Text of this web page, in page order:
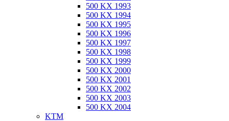
500 KX 1993
500 KX 1994
500 KX 1995
500 KX 1996
500 KX 1997
500 KX 1998
500 KX 1999
500 KX 2000
500 KX 2001
500 KX 2002
500 KX 2003
500 KX 2004
KTM